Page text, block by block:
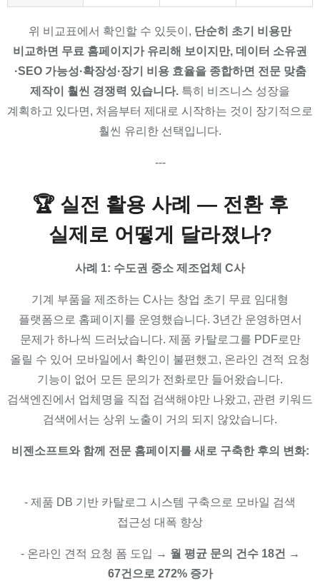
위 비교표에서 확인할 수 있듯이, 단순히 초기 비용만
비교하면 무료 홈페이지가 유리해 보이지만, 데이터 소유권
·SEO 가능성·확장성·장기 비용 효율을 종합하면 전문 맞춤
제작이 훨씬 경쟁력 있습니다. 특히 비즈니스 성장을
계획하고 있다면, 처음부터 제대로 시작하는 것이 장기적으로
훨씬 유리한 선택입니다.
---
🏆 실전 활용 사례 — 전환 후
실제로 어떻게 달라졌나?
사례 1: 수도권 중소 제조업체 C사
기계 부품을 제조하는 C사는 창업 초기 무료 임대형
플랫폼으로 홈페이지를 운영했습니다. 3년간 운영하면서
문제가 하나씩 드러났습니다. 제품 카탈로그를 PDF로만
올릴 수 있어 모바일에서 확인이 불편했고, 온라인 견적 요청
기능이 없어 모든 문의가 전화로만 들어왔습니다.
검색엔진에서 업체명을 직접 검색해야만 나왔고, 관련 키워드
검색에서는 상위 노출이 거의 되지 않았습니다.
비젠소프트와 함께 전문 홈페이지를 새로 구축한 후의 변화:
- 제품 DB 기반 카탈로그 시스템 구축으로 모바일 검색
접근성 대폭 향상
- 온라인 견적 요청 폼 도입 → 월 평균 문의 건수 18건 →
67건으로 272% 증가